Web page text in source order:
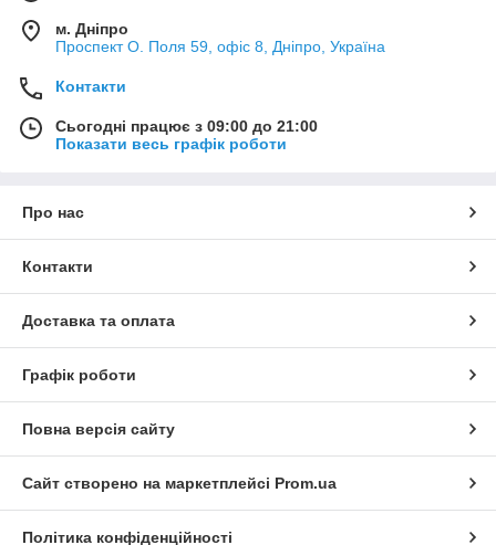
м. Дніпро
Проспект О. Поля 59, офіс 8, Дніпро, Україна
Контакти
Сьогодні працює з 09:00 до 21:00
Показати весь графік роботи
Про нас
Контакти
Доставка та оплата
Графік роботи
Повна версія сайту
Сайт створено на маркетплейсі Prom.ua
Політика конфіденційності